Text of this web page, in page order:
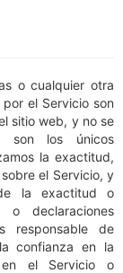
o cualquier otra
el Servicio son
sitio web, y no se
son los únicos
la exactitud,
el Servicio, y
la exactitud o
o declaraciones
responsable de
confianza en la
en el Servicio o